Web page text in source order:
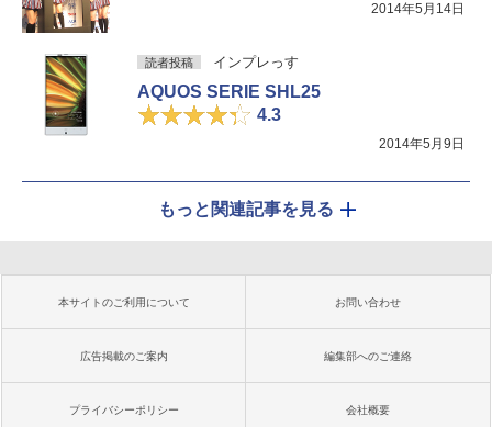
2014年5月14日
読者投稿 インプレっす
AQUOS SERIE SHL25
4.3
2014年5月9日
もっと関連記事を見る
本サイトのご利用について お問い合わせ
広告掲載のご案内 編集部へのご連絡
プライバシーポリシー 会社概要